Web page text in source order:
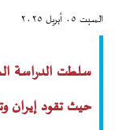
السبت ٠٥ أبريل ٢٠٢٥
سلطت الدراسة
حيث تقود إيران